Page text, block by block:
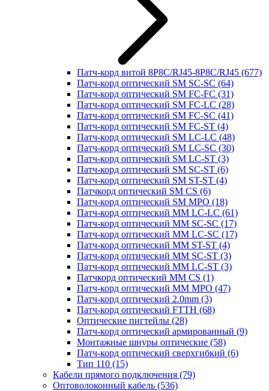
Патч-корд витой 8P8C/RJ45-8P8C/RJ45 (677)
Патч-корд оптический SM SC-SC (64)
Патч-корд оптический SM FC-FC (31)
Патч-корд оптический SM FC-LC (28)
Патч-корд оптический SM FC-SC (41)
Патч-корд оптический SM FC-ST (4)
Патч-корд оптический SM LC-LC (48)
Патч-корд оптический SM LC-SC (30)
Патч-корд оптический SM LC-ST (3)
Патч-корд оптический SM SC-ST (6)
Патч-корд оптический SM ST-ST (4)
Патчкорд оптический SM CS (6)
Патч-корд оптический SM MPO (18)
Патч-корд оптический MM LC-LC (61)
Патч-корд оптический MM SC-SC (17)
Патч-корд оптический MM LC-SC (17)
Патч-корд оптический MM ST-ST (4)
Патч-корд оптический MM SC-ST (3)
Патч-корд оптический MM LC-ST (3)
Патчкорд оптический MM CS (1)
Патч-корд оптический MM MPO (47)
Патч-корд оптический 2.0mm (3)
Патч-корд оптический FTTH (68)
Оптические пигтейлы (28)
Патч-корд оптический армированный (9)
Монтажные шнуры оптические (58)
Патч-корд оптический сверхгибкий (6)
Тип 110 (15)
Кабели прямого подключения (79)
Оптоволоконный кабель (536)